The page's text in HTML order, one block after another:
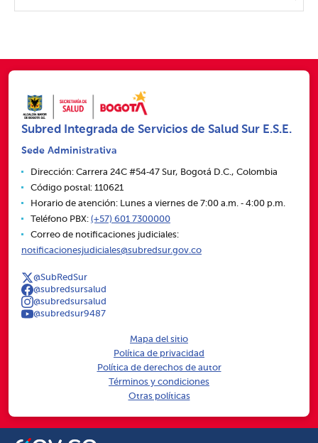
Subred Integrada de Servicios de Salud Sur E.S.E.
Sede Administrativa
Dirección: Carrera 24C #54‑47 Sur, Bogotá D.C., Colombia
Código postal: 110621
Horario de atención: Lunes a viernes de 7:00 a.m. ‑ 4:00 p.m.
Teléfono PBX: (+57) 601 7300000
Correo de notificaciones judiciales:
notificacionesjudiciales@subredsur.gov.co
@SubRedSur
@subredsursalud
@subredsursalud
@subredsur9487
Mapa del sitio
Política de privacidad
Política de derechos de autor
Términos y condiciones
Otras políticas